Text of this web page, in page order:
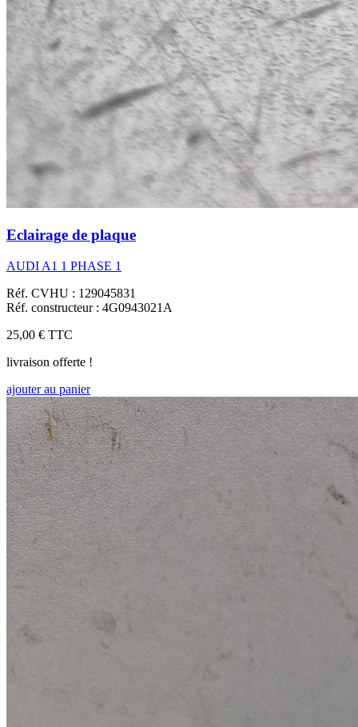
Eclairage de plaque
AUDI A1 1 PHASE 1
Réf. CVHU : 129045831
Réf. constructeur : 4G0943021A
25,00 € TTC
livraison offerte !
ajouter au panier